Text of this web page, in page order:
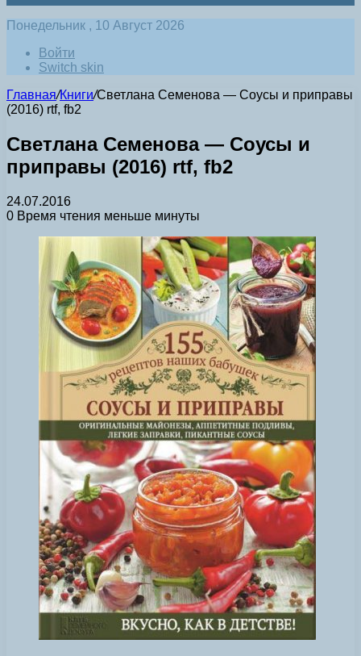
Понедельник , 10 Август 2026
Войти
Switch skin
Главная/Книги/Светлана Семенова — Соусы и приправы
(2016) rtf, fb2
Светлана Семенова — Соусы и
приправы (2016) rtf, fb2
24.07.2016
0 Время чтения меньше минуты